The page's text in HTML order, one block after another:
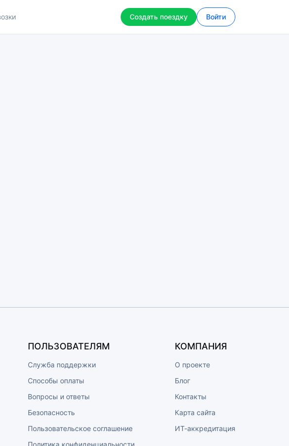
Создать поездку Войти
ПОЛЬЗОВАТЕЛЯМ
Служба поддержки
Способы оплаты
Вопросы и ответы
Безопасность
Пользовательское соглашение
Политика конфиденциальности
КОМПАНИЯ
О проекте
Блог
Контакты
Карта сайта
ИТ-аккредитация